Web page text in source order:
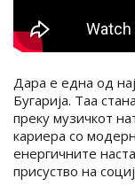
Дара е една од
Бугарија. Таа
преку музичкот
кариера со
енергичните
присуство на